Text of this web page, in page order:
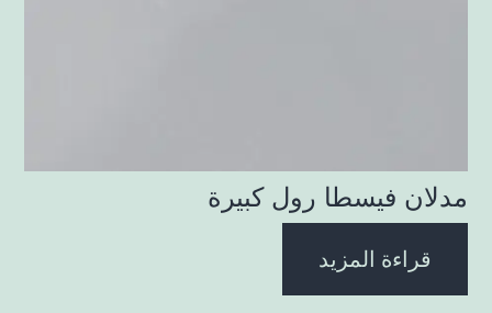
مدلان فيسطا رول كبيرة
قراءة المزيد